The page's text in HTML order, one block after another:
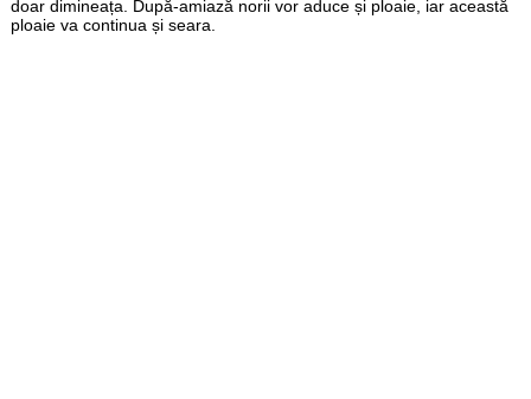
doar dimineața. După-amiază norii vor aduce și ploaie, iar această
ploaie va continua și seara.